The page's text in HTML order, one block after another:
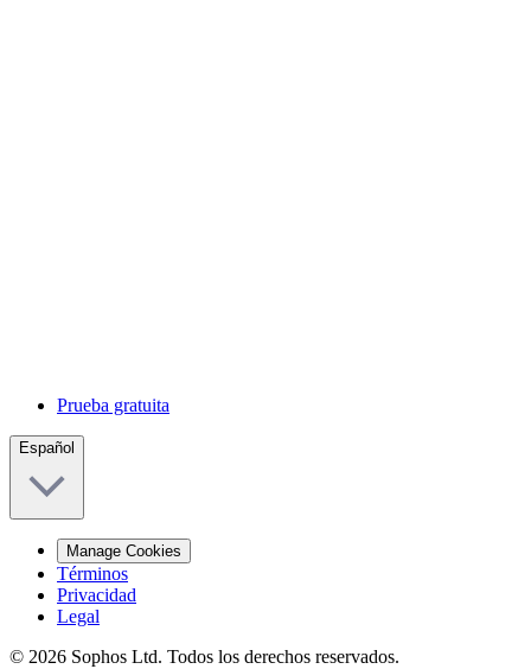
Prueba gratuita
Español
Manage Cookies
Términos
Privacidad
Legal
© 2026 Sophos Ltd. Todos los derechos reservados.